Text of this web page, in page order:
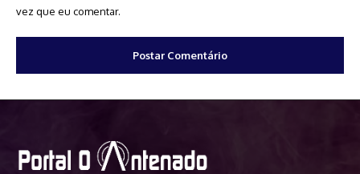
vez que eu comentar.